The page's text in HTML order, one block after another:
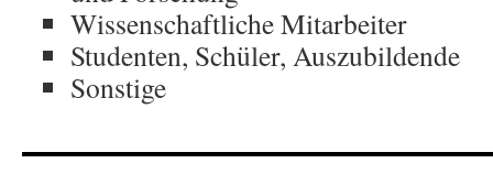
Wissenschaftliche Mitarbeiter
Studenten, Schüler, Auszubildende
Sonstige